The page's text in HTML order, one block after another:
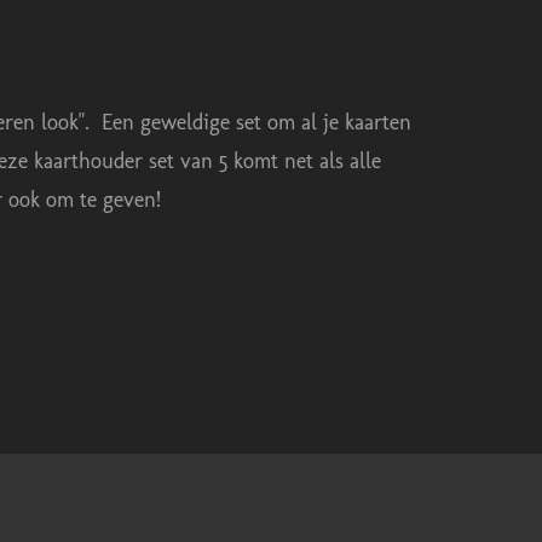
look". Een geweldige set om al je kaarten
kaarthouder set van 5 komt net als alle
om te geven!